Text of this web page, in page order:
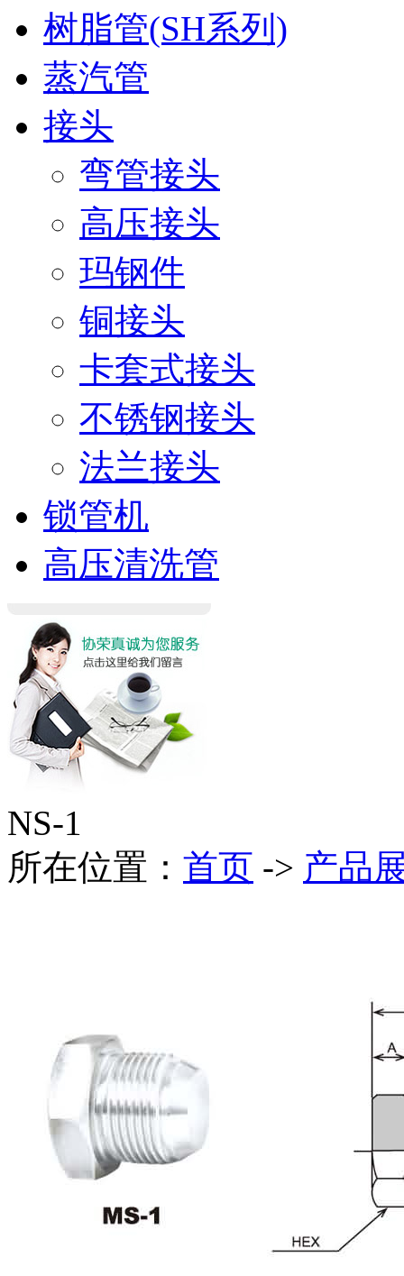
树脂管(SH系列)
蒸汽管
接头
弯管接头
高压接头
玛钢件
铜接头
卡套式接头
不锈钢接头
法兰接头
锁管机
高压清洗管
NS-1
所在位置： 首页 -> 产品